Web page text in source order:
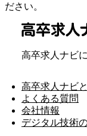
ださい。
高卒求人ナビ
高卒求人ナビ
よくある質問
会社情報
デジタル技術